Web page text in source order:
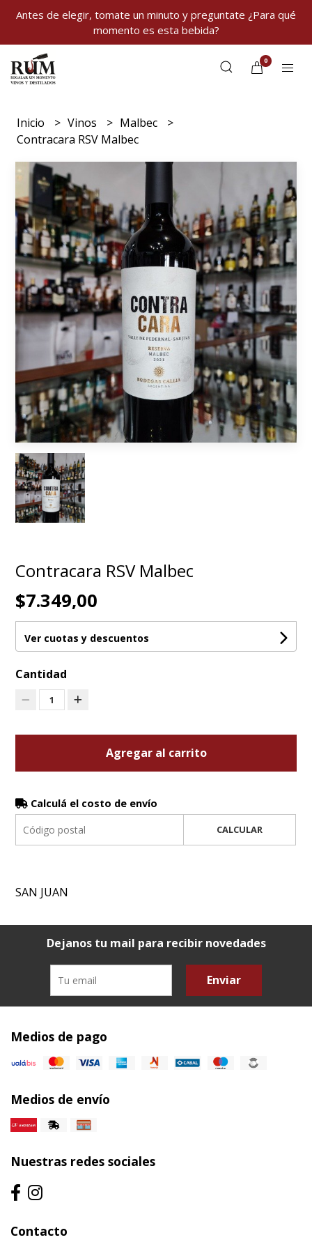
Antes de elegir, tomate un minuto y preguntate ¿Para qué
momento es esta bebida?
0
Inicio Vinos
Malbec
Contracara RSV Malbec
Contracara RSV Malbec
$7.349,00
Ver cuotas y descuentos
Cantidad
1
Agregar al carrito
Calculá el costo de envío
CALCULAR
SAN JUAN
Dejanos tu mail para recibir novedades
Enviar
Medios de pago
Medios de envío
Nuestras redes sociales
Contacto